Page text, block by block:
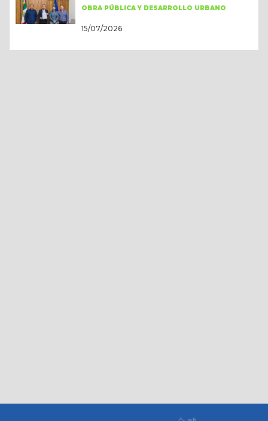
OBRA PÚBLICA Y DESARROLLO URBANO
15/07/2026